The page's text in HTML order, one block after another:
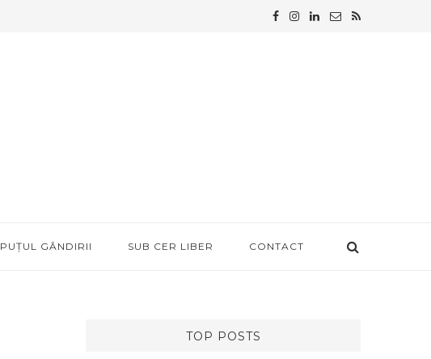
PUȚUL GÂNDIRII SUB CER LIBER CONTACT
TOP POSTS